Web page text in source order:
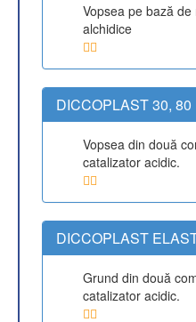
Vopsea pe bază
alchidice
DICCOPLAST 30, 80
Vopsea din două
catalizator acidic.
DICCOPLAST
Grund din două
catalizator acidic.